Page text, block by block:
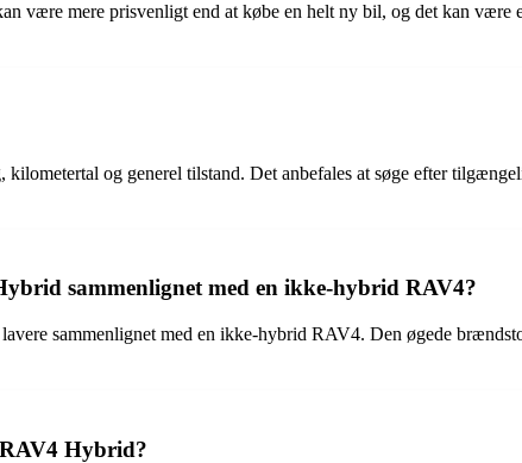
være mere prisvenligt end at købe en helt ny bil, og det kan
og generel tilstand. Det anbefales at søge efter
sammenlignet med en ikke-hybrid RAV4?
sammenlignet med en ikke-hybrid RAV4. Den øgede
Hybrid?